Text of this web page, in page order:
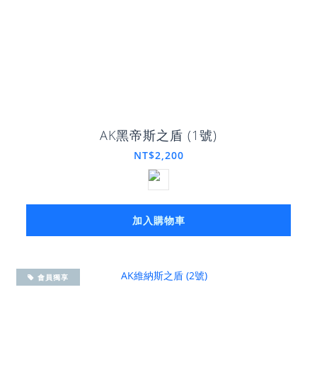
AK黑帝斯之盾 (1號)
NT$2,200
加入購物車
會員獨享